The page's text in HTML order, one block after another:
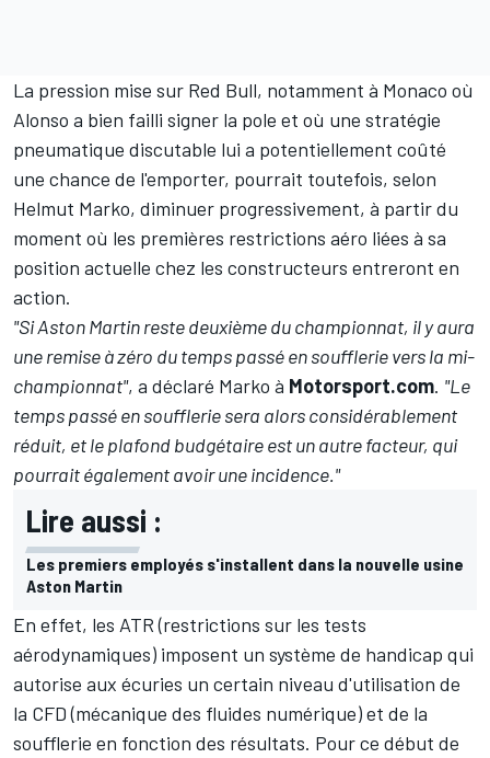
La pression mise sur Red Bull, notamment à Monaco où
Alonso a bien failli signer la pole et où une stratégie
pneumatique discutable lui a potentiellement coûté
une chance de l'emporter, pourrait toutefois, selon
Helmut Marko, diminuer progressivement, à partir du
moment où les premières restrictions aéro liées à sa
position actuelle chez les constructeurs entreront en
action.
"Si Aston Martin reste deuxième du championnat, il y aura
une remise à zéro du temps passé en soufflerie vers la mi-
championnat", a déclaré Marko à Motorsport.com. "Le
temps passé en soufflerie sera alors considérablement
réduit, et le plafond budgétaire est un autre facteur, qui
pourrait également avoir une incidence."
Lire aussi :
Les premiers employés s'installent dans la nouvelle usine
Aston Martin
En effet, les ATR (restrictions sur les tests
aérodynamiques) imposent un système de handicap qui
autorise aux écuries un certain niveau d'utilisation de
la CFD (mécanique des fluides numérique) et de la
soufflerie en fonction des résultats. Pour ce début de